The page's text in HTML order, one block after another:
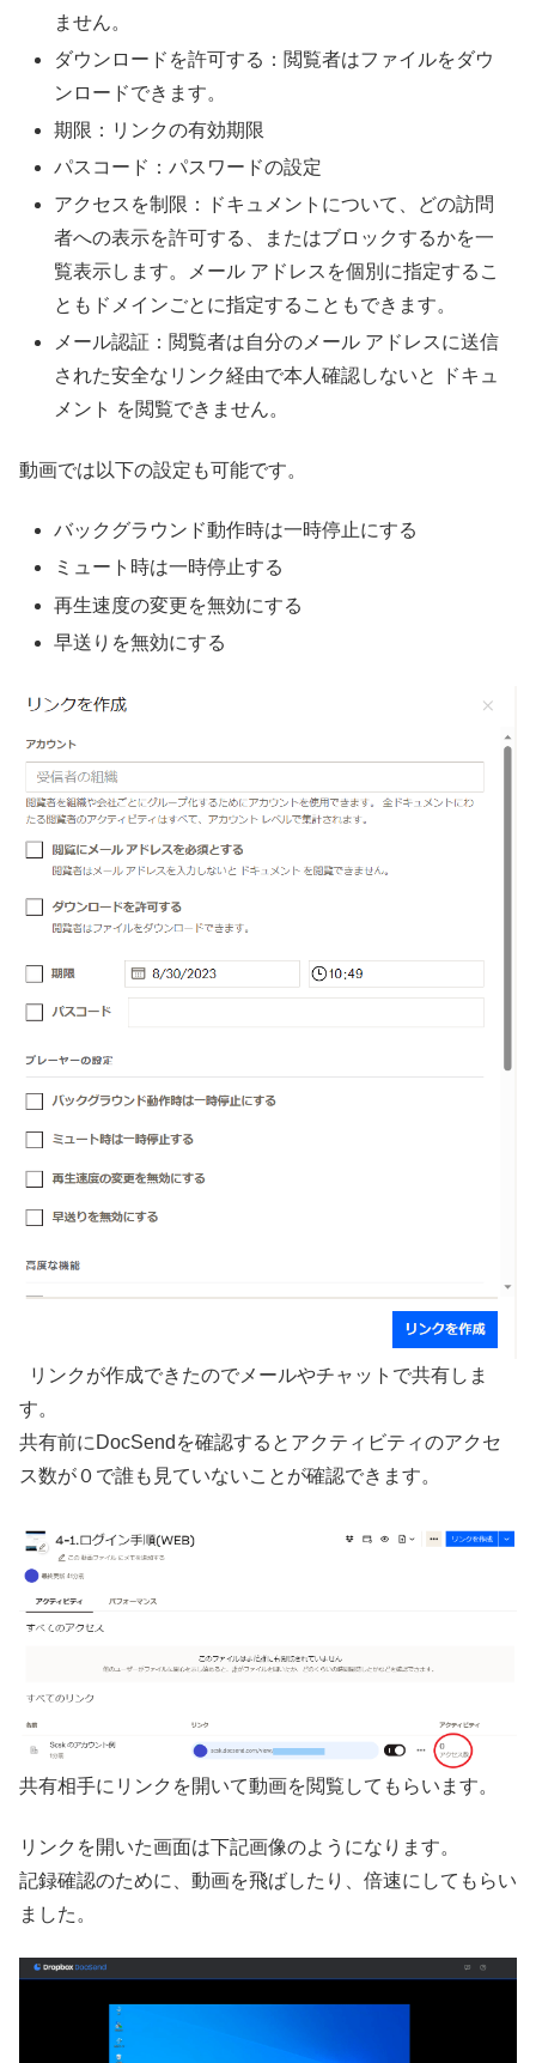
ません。
ダウンロードを許可する：閲覧者はファイルをダウ
ンロードできます。
期限：リンクの有効期限
パスコード：パスワードの設定
アクセスを制限：ドキュメントについて、どの訪問
者への表示を許可する、またはブロックするかを一
覧表示します。メール アドレスを個別に指定するこ
ともドメインごとに指定することもできます。
メール認証：閲覧者は自分のメール アドレスに送信
された安全なリンク経由で本人確認しないと ドキュ
メント を閲覧できません。
動画では以下の設定も可能です。
バックグラウンド動作時は一時停止にする
ミュート時は一時停止する
再生速度の変更を無効にする
早送りを無効にする
リンクが作成できたのでメールやチャットで共有しま
す。
共有前にDocSendを確認するとアクティビティのアクセ
ス数が０で誰も見ていないことが確認できます。
共有相手にリンクを開いて動画を閲覧してもらいます。
リンクを開いた画面は下記画像のようになります。
記録確認のために、動画を飛ばしたり、倍速にしてもらい
ました。